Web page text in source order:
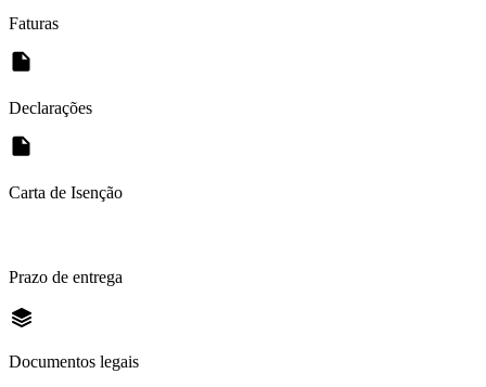
Faturas
Declarações
Carta de Isenção
Prazo de entrega
Documentos legais